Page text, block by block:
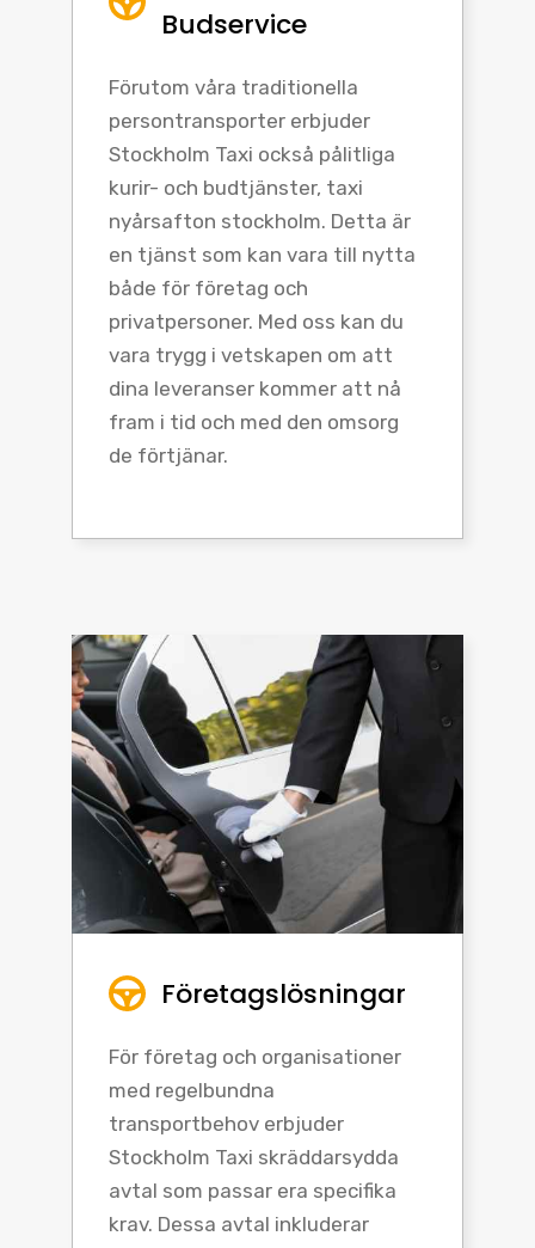
Budservice
Förutom våra traditionella
persontransporter erbjuder
Stockholm Taxi också pålitliga
kurir- och budtjänster, taxi
nyårsafton stockholm. Detta är
en tjänst som kan vara till nytta
både för företag och
privatpersoner. Med oss kan du
vara trygg i vetskapen om att
dina leveranser kommer att nå
fram i tid och med den omsorg
de förtjänar.
Företagslösningar
För företag och organisationer
med regelbundna
transportbehov erbjuder
Stockholm Taxi skräddarsydda
avtal som passar era specifika
krav. Dessa avtal inkluderar